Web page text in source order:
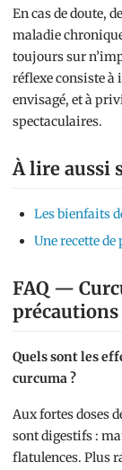
En cas de doute,
maladie
toujours sur
réflexe consiste à
envisagé, et à
spectaculaires.
À lire aussi
Les bienfaits
Une recette
FAQ —
précautions
Quels sont les
curcuma ?
Aux fortes doses
sont digestifs :
flatulences. Plus